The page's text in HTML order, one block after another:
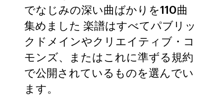
でなじみの深い曲ばかりを110曲
集めました 楽譜はすべてパブリッ
クドメインやクリエイティブ・コ
モンズ、またはこれに準ずる規約
で公開されているものを選んでい
ます。